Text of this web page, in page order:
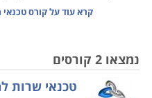
שצץ משבר, חשנו
טלויזיה. היום, אם
קרא עוד עלקורס
נמצאו 2 קורסים
טכנאי שרות